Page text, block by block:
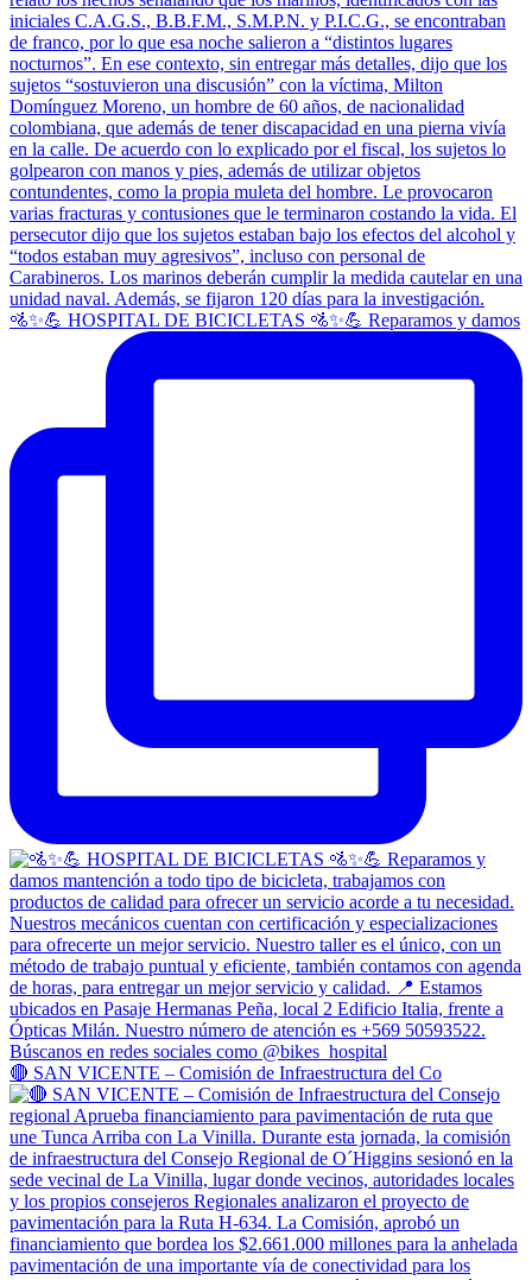
🚵✨💪 HOSPITAL DE BICICLETAS 🚵✨💪 Reparamos y damos
🔴 SAN VICENTE – Comisión de Infraestructura del Co